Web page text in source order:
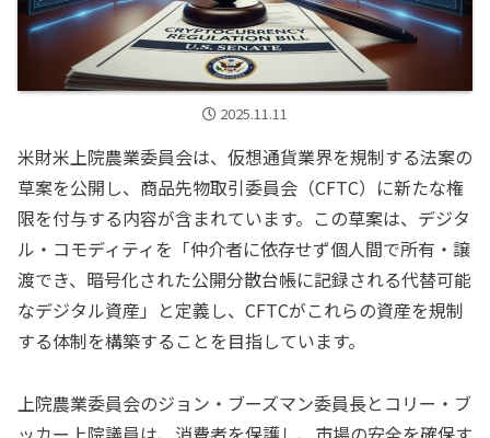
2025.11.11
米財米上院農業委員会は、仮想通貨業界を規制する法案の
草案を公開し、商品先物取引委員会（CFTC）に新たな権
限を付与する内容が含まれています。この草案は、デジタ
ル・コモディティを「仲介者に依存せず個人間で所有・譲
渡でき、暗号化された公開分散台帳に記録される代替可能
なデジタル資産」と定義し、CFTCがこれらの資産を規制
する体制を構築することを目指しています。
上院農業委員会のジョン・ブーズマン委員長とコリー・ブ